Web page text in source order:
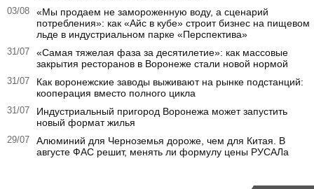
03/08
«Мы продаем не замороженную воду, а сценарий
потребления»: как «Айс в кубе» строит бизнес на пищевом
льде в индустриальном парке «Перспектива»
31/07
«Самая тяжелая фаза за десятилетие»: как массовые
закрытия ресторанов в Воронеже стали новой нормой
31/07
Как воронежские заводы выживают на рынке подстанций:
кооперация вместо полного цикла
31/07
Индустриальный пригород Воронежа может запустить
новый формат жилья
29/07
Алюминий для Черноземья дороже, чем для Китая. В
августе ФАС решит, менять ли формулу цены РУСАЛа